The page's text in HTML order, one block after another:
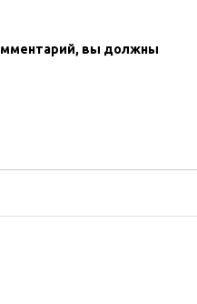
вы должны